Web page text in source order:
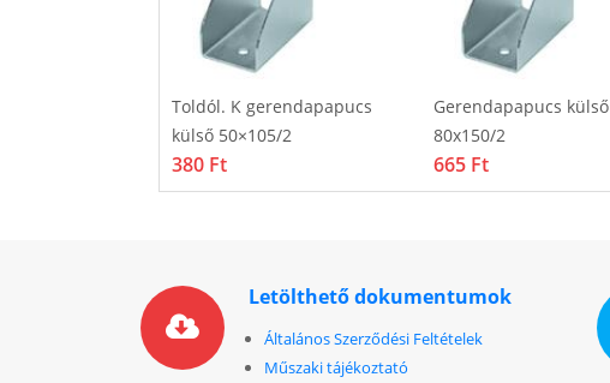
Toldól. K gerendapapucs
külső 50×105/2
380 Ft
Gerendapapucs külső
80x150/2
665 Ft
Letölthető dokumentumok
Általános Szerződési Feltételek
Műszaki tájékoztató